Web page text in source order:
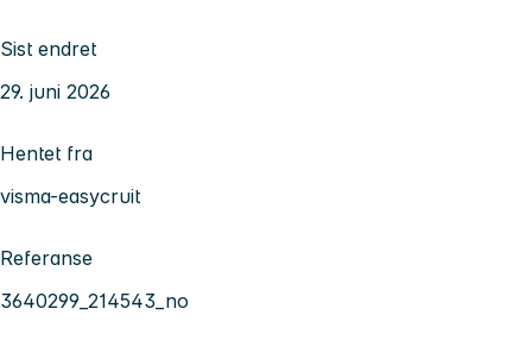
Sist endret
29. juni 2026
Hentet fra
visma-easycruit
Referanse
3640299_214543_no